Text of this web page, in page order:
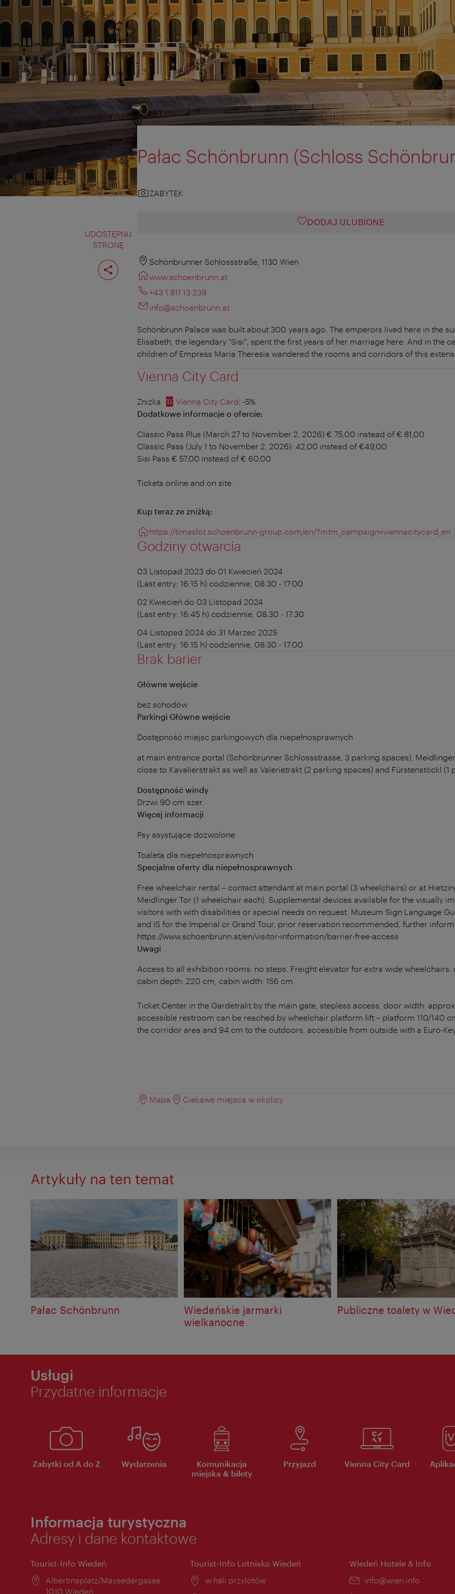
UDOSTĘPNIJ
STRONĘ
Podziel
stronę
Pałac Schönbrunn (Schloss
ZABYTEK
DODAJ ULUBIONE
Schönbrunner Schlossstraße, 1130 Wien
www.schoenbrunn.at
+43 1 811 13 239
info@schoenbrunn.at
Schönbrunn Palace was built about 300 years ago. The emperors lived here in the
Elisabeth, the legendary "Sisi", spent the first years of her marriage here. And in the
children of Empress Maria Theresia wandered the rooms and corridors of this
Vienna City Card
Zniżka Vienna City Card: -5%
Dodatkowe informacje o ofercie:
Classic Pass Plus (March 27 to November 2, 2026) € 75,00 instead of € 81,00
Classic Pass (July 1 to November 2, 2026): 42,00 instead of €49,00
Sisi Pass € 57,00 instead of € 60,00
Tickets online and on site.
Kup teraz ze zniżką:
https://timeslot.schoenbrunn-group.com/en/?mtm_campaign=viennacitycard_en
Godziny otwarcia
03 Listopad 2023 do 01 Kwiecień 2024
(Last entry: 16:15 h) codziennie, 08:30 - 17:00
02 Kwiecień do 03 Listopad 2024
(Last entry: 16:45 h) codziennie, 08:30 - 17:30
04 Listopad 2024 do 31 Marzec 2025
(Last entry: 16:15 h) codziennie, 08:30 - 17:00
Brak barier
Główne wejście
bez schodów
Parkingi Główne wejście
Dostępność miejsc parkingowych dla niepełnosprawnych
at main entrance portal (Schönbrunner Schlossstrasse, 3 parking spaces),
close to Kavalierstrakt as well as Valerietrakt (2 parking spaces) and Fürstenstöckl (1
Dostępność windy
Drzwi 90 cm szer.
Więcej informacji
Psy asystujące dozwolone
Toaleta dla niepełnosprawnych
Specjalne oferty dla niepełnosprawnych
Free wheelchair rental – contact attendant at main portal (3 wheelchairs) or at
Meidlinger Tor (1 wheelchair each). Supplemental devices available for the visually
visitors with with disabilities or special needs on request. Museum Sign Language
and IS for the Imperial or Grand Tour, prior reservation recommended, further
https://www.schoenbrunn.at/en/visitor-information/barrier-free-access
Uwagi
Access to all exhibition rooms: no steps. Freight elevator for extra wide
cabin depth: 220 cm, cabin width: 156 cm.
Ticket Center in the Gardetrakt by the main gate, stepless access, door width:
accessible restroom can be reached by wheelchair platform lift – platform 110/140
the corridor area and 94 cm to the outdoors, accessible from outside with a Euro-
Mapa Ciekawe miejsca w okolicy
Artykuły na ten temat
Pałac Schönbrunn
Wiedeńskie jarmarki
wielkanocne
Publiczne toalety w
Usługi
Przydatne informacje
Zabytki od A do Z Wydarzenia
Komunikacja
miejska & bilety
Przyjazd Vienna City Card
Informacja turystyczna
Adresy i dane kontaktowe
Tourist-Info Wiedeń
Miejsce:
Albertinaplatz/Maysedergasse
1010 Wiedeń
Tourist-Info Lotnisko Wiedeń
Miejsce:
w hali przylotów
Wiedeń Hotele & Info
E-
info@wien.info